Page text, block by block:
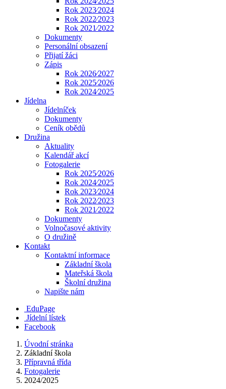
Rok 2023⁄2024
Rok 2022⁄2023
Rok 2021⁄2022
Dokumenty
Personální obsazení
Přijatí žáci
Zápis
Rok 2026⁄2027
Rok 2025⁄2026
Rok 2024⁄2025
Jídelna
Jídelníček
Dokumenty
Ceník obědů
Družina
Aktuality
Kalendář akcí
Fotogalerie
Rok 2025⁄2026
Rok 2024⁄2025
Rok 2023⁄2024
Rok 2022⁄2023
Rok 2021⁄2022
Dokumenty
Volnočasové aktivity
O družině
Kontakt
Kontaktní informace
Základní škola
Mateřská škola
Školní družina
Napište nám
EduPage
Jídelní lístek
Facebook
Úvodní stránka
Základní škola
Přípravná třída
Fotogalerie
2024/2025